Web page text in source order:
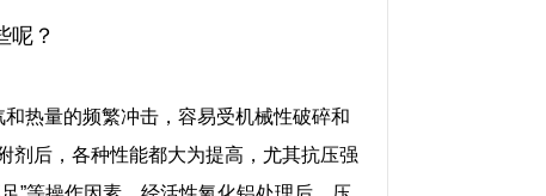
呢？
热量的频繁冲击，容易受机械性破碎和
剂后，各种性能都大为提高，尤其抗压强